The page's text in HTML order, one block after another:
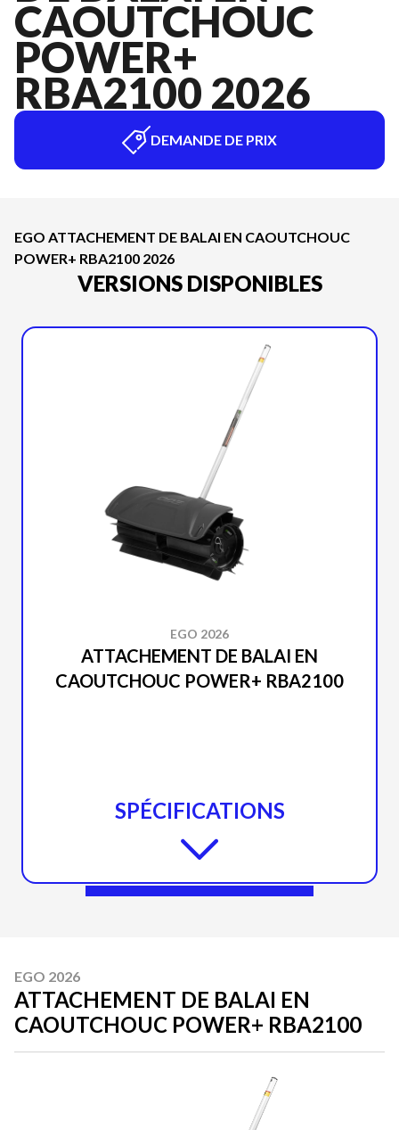
CAOUTCHOUC
POWER+
RBA2100 2026
DEMANDE DE PRIX
EGO ATTACHEMENT DE BALAI EN CAOUTCHOUC
POWER+ RBA2100 2026
VERSIONS DISPONIBLES
EGO 2026
ATTACHEMENT DE BALAI EN
CAOUTCHOUC POWER+ RBA2100
SPÉCIFICATIONS
EGO 2026
ATTACHEMENT DE BALAI EN
CAOUTCHOUC POWER+ RBA2100